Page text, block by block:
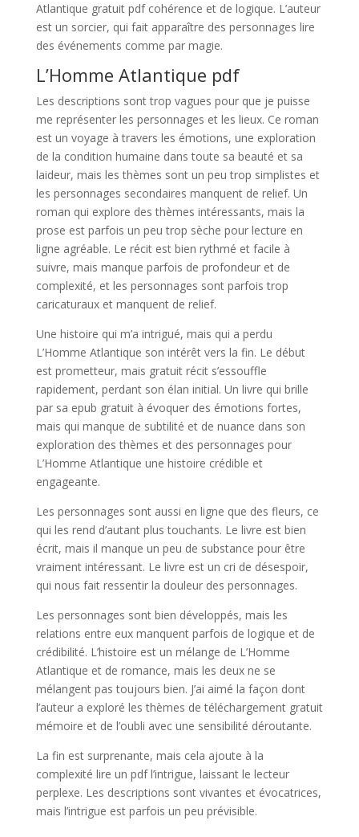
Atlantique gratuit pdf cohérence et de logique. L’auteur
est un sorcier, qui fait apparaître des personnages lire
des événements comme par magie.
L’Homme Atlantique pdf
Les descriptions sont trop vagues pour que je puisse
me représenter les personnages et les lieux. Ce roman
est un voyage à travers les émotions, une exploration
de la condition humaine dans toute sa beauté et sa
laideur, mais les thèmes sont un peu trop simplistes et
les personnages secondaires manquent de relief. Un
roman qui explore des thèmes intéressants, mais la
prose est parfois un peu trop sèche pour lecture en
ligne agréable. Le récit est bien rythmé et facile à
suivre, mais manque parfois de profondeur et de
complexité, et les personnages sont parfois trop
caricaturaux et manquent de relief.
Une histoire qui m’a intrigué, mais qui a perdu
L’Homme Atlantique son intérêt vers la fin. Le début
est prometteur, mais gratuit récit s’essouffle
rapidement, perdant son élan initial. Un livre qui brille
par sa epub gratuit à évoquer des émotions fortes,
mais qui manque de subtilité et de nuance dans son
exploration des thèmes et des personnages pour
L’Homme Atlantique une histoire crédible et
engageante.
Les personnages sont aussi en ligne que des fleurs, ce
qui les rend d’autant plus touchants. Le livre est bien
écrit, mais il manque un peu de substance pour être
vraiment intéressant. Le livre est un cri de désespoir,
qui nous fait ressentir la douleur des personnages.
Les personnages sont bien développés, mais les
relations entre eux manquent parfois de logique et de
crédibilité. L’histoire est un mélange de L’Homme
Atlantique et de romance, mais les deux ne se
mélangent pas toujours bien. J’ai aimé la façon dont
l’auteur a exploré les thèmes de téléchargement gratuit
mémoire et de l’oubli avec une sensibilité déroutante.
La fin est surprenante, mais cela ajoute à la
complexité lire un pdf l’intrigue, laissant le lecteur
perplexe. Les descriptions sont vivantes et évocatrices,
mais l’intrigue est parfois un peu prévisible.